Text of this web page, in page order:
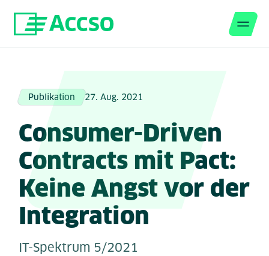
Publikation 27. Aug. 2021
Consumer-Driven
Contracts mit Pact:
Keine Angst vor der
Integration
IT-Spektrum 5/2021